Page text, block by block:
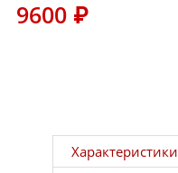
9600 ₽
Характеристики